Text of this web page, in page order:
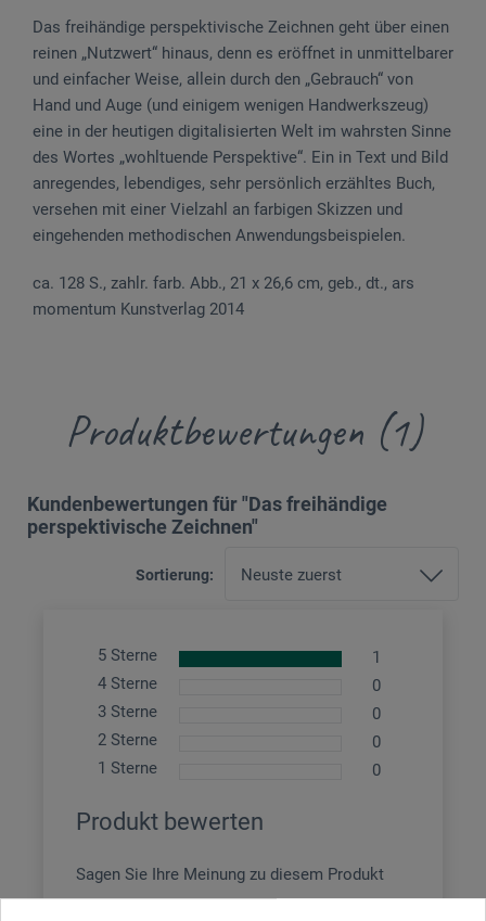
Das freihändige perspektivische Zeichnen geht über einen
reinen „Nutzwert“ hinaus, denn es eröffnet in unmittelbarer
und einfacher Weise, allein durch den „Gebrauch“ von
Hand und Auge (und einigem wenigen Handwerkszeug)
eine in der heutigen digitalisierten Welt im wahrsten Sinne
des Wortes „wohltuende Perspektive“. Ein in Text und Bild
anregendes, lebendiges, sehr persönlich erzähltes Buch,
versehen mit einer Vielzahl an farbigen Skizzen und
eingehenden methodischen Anwendungsbeispielen.
ca. 128 S., zahlr. farb. Abb., 21 x 26,6 cm, geb., dt., ars
momentum Kunstverlag 2014
Produktbewertungen (1)
Kundenbewertungen für "Das freihändige
perspektivische Zeichnen"
Sortierung:
5 Sterne
1
4 Sterne
0
3 Sterne
0
2 Sterne
0
1 Sterne
0
Produkt bewerten
Sagen Sie Ihre Meinung zu diesem Produkt